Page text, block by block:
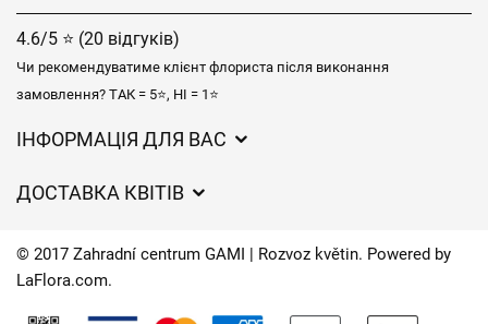
4.6/5 ⭐ (20 відгуків)
Чи рекомендуватиме клієнт флориста після виконання
замовлення? ТАК = 5⭐, НІ = 1⭐
ІНФОРМАЦІЯ ДЛЯ ВАС
Захист персональних даних
Час доставки квітів – огляд можливостей
ДОСТАВКА КВІТІВ
Куди ми доставляємо квіти
© 2017 Zahradní centrum GAMI | Rozvoz květin. Powered by
LaFlora.com.